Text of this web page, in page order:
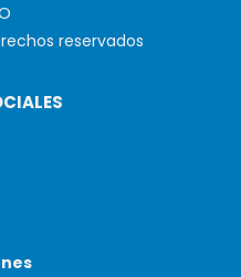
reservados